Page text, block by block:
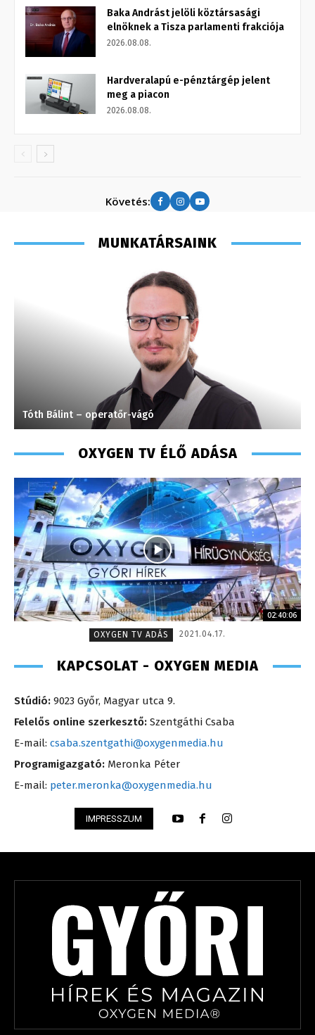
Baka Andrást jelöli köztársasági
elnöknek a Tisza parlamenti frakciója
2026.08.08.
Hardveralapú e-pénztárgép jelent
meg a piacon
2026.08.08.
Követés:
MUNKATÁRSAINK
Tóth Bálint – operatőr-vágó
OXYGEN TV ÉLŐ ADÁSA
02:40:06
OXYGEN TV ADÁS
2021.04.17.
KAPCSOLAT - OXYGEN MEDIA
Stúdió: 9023 Győr, Magyar utca 9.
Felelős online szerkesztő: Szentgáthi Csaba
E-mail: csaba.szentgathi@oxygenmedia.hu
Programigazgató: Meronka Péter
E-mail: peter.meronka@oxygenmedia.hu
IMPRESSZUM